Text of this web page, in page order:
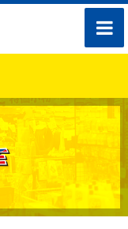
toggle